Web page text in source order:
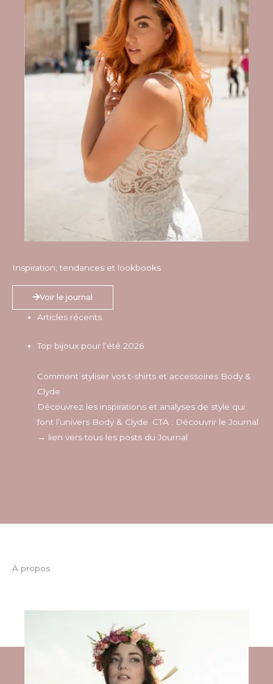
Inspiration, tendances et lookbooks
Voir le journal
Articles récents
Top bijoux pour l’été 2026
Comment styliser vos t-shirts et accessoires Body &
Clyde
Découvrez les inspirations et analyses de style qui
font l’univers Body & Clyde. CTA : Découvrir le Journal
→ lien vers tous les posts du Journal
À propos